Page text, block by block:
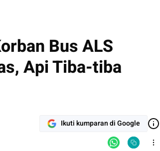
Bus ALS
Api Tiba-tiba
Ikuti kumparan di Google